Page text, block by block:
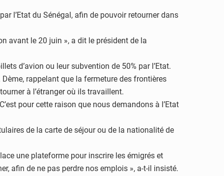
l’Etat du Sénégal, afin de pouvoir retourner dans
avant le 20 juin », a dit le président de la
d’avion ou leur subvention de 50% par l’Etat.
Dème, rappelant que la fermeture des frontières
à l’étranger où ils travaillent.
pour cette raison que nous demandons à l’Etat
de la carte de séjour ou de la nationalité de
une plateforme pour inscrire les émigrés et
afin de ne pas perdre nos emplois », a-t-il insisté.